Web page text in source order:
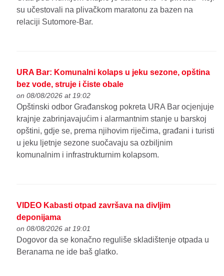
su učestovali na plivačkom maratonu za bazen na
relaciji Sutomore-Bar.
URA Bar: Komunalni kolaps u jeku sezone, opština
bez vode, struje i čiste obale
on 08/08/2026 at 19:02
Opštinski odbor Građanskog pokreta URA Bar ocjenjuje
krajnje zabrinjavajućim i alarmantnim stanje u barskoj
opštini, gdje se, prema njihovim riječima, građani i turisti
u jeku ljetnje sezone suočavaju sa ozbiljnim
komunalnim i infrastrukturnim kolapsom.
VIDEO Kabasti otpad završava na divljim
deponijama
on 08/08/2026 at 19:01
Dogovor da se konačno reguliše skladištenje otpada u
Beranama ne ide baš glatko.